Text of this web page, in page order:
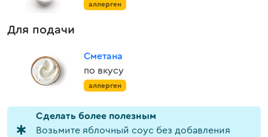
аллерген
Для подачи
Сметана
по вкусу
аллерген
Cделать более полезным
Возьмите яблочный соус без добавления